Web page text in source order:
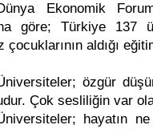
Ekonomik
göre; Türkiye 137
çocuklarının aldığı
özgür
Çok sesliliğin var
hayatın